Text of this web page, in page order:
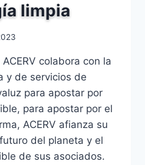
limpia
colabora con la
y de servicios de
para apostar por
para apostar por el
ACERV afianza su
del planeta y el
de sus asociados.